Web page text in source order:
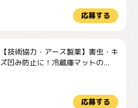
応募する
【技術協力・アース製薬】害虫・キ
ズ凹み防止に！冷蔵庫マットの...
応募する